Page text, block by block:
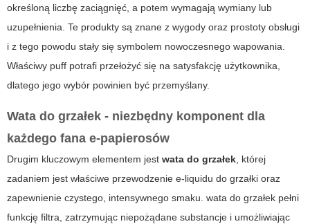
określoną liczbę zaciągnięć, a potem wymagają wymiany lub
uzupełnienia. Te produkty są znane z wygody oraz prostoty obsługi
i z tego powodu stały się symbolem nowoczesnego wapowania.
Właściwy puff potrafi przełożyć się na satysfakcję użytkownika,
dlatego jego wybór powinien być przemyślany.
Wata do grzałek - niezbędny komponent dla
każdego fana e-papierosów
Drugim kluczowym elementem jest wata do grzałek, której
zadaniem jest właściwe przewodzenie e-liquidu do grzałki oraz
zapewnienie czystego, intensywnego smaku. wata do grzałek pełni
funkcję filtra, zatrzymując niepożądane substancje i umożliwiając